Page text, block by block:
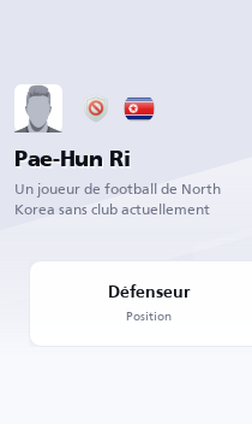
Pae-Hun Ri
Un joueur de football de North
Korea sans club actuellement
Défenseur
Position